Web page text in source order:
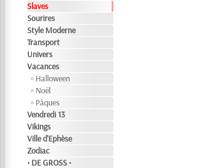
Slaves
Sourires
Style Moderne
Transport
Univers
Vacances
Halloween
Noël
Pâques
Vendredi 13
Vikings
Ville d'Ephèse
Zodiac
• DE GROSS •